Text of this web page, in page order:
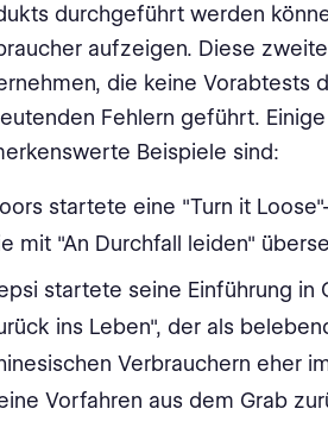
durchgeführt werden
aufzeigen. Diese
die keine Vorabtests
Fehlern geführt.
Beispiele sind:
startete eine "Turn it
mit "An Durchfall leiden"
startete seine Einführung in
ins Leben", der als
Verbrauchern eher
Vorfahren aus dem Grab